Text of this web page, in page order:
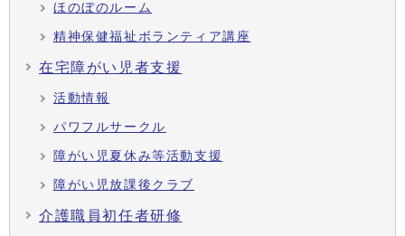
ほのぼのルーム
精神保健福祉ボランティア講座
在宅障がい児者支援
活動情報
パワフルサークル
障がい児夏休み等活動支援
障がい児放課後クラブ
介護職員初任者研修